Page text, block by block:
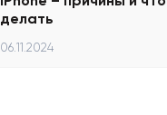
делать
06.11.2024